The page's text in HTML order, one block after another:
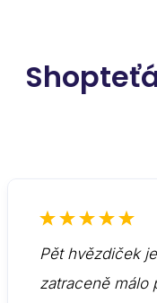
Pět hvězdiček je
zatraceně málo